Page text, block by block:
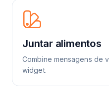
Juntar alimentos
Combine mensagens de
widget.